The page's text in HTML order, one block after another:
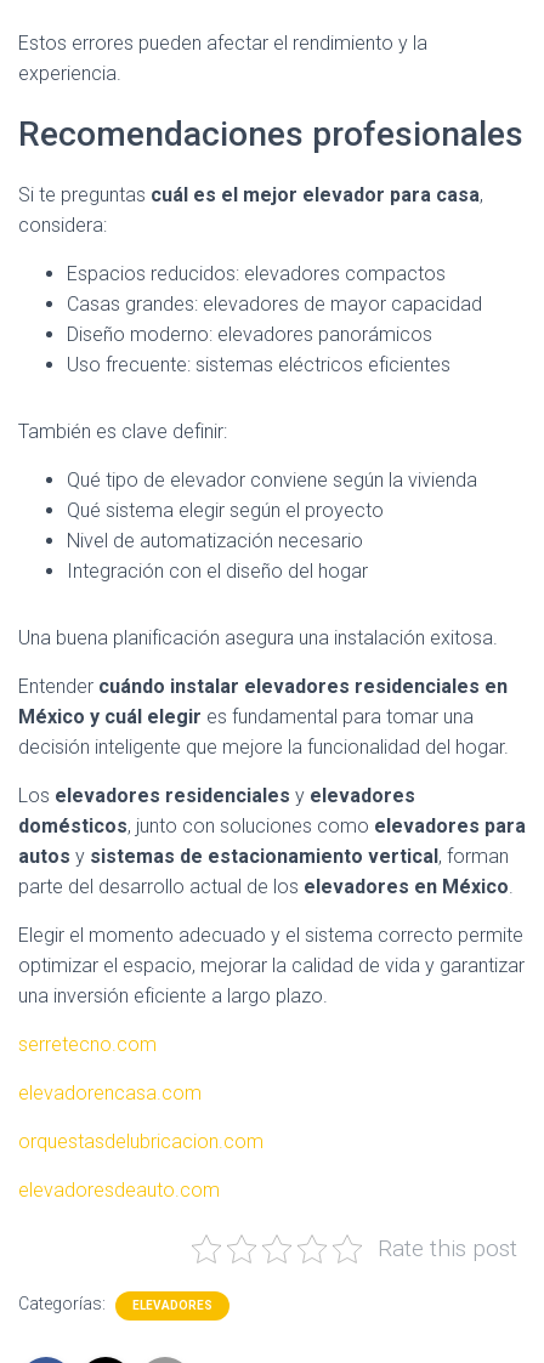
Estos errores pueden afectar el rendimiento y la
experiencia.
Recomendaciones profesionales
Si te preguntas cuál es el mejor elevador para casa,
considera:
Espacios reducidos: elevadores compactos
Casas grandes: elevadores de mayor capacidad
Diseño moderno: elevadores panorámicos
Uso frecuente: sistemas eléctricos eficientes
También es clave definir:
Qué tipo de elevador conviene según la vivienda
Qué sistema elegir según el proyecto
Nivel de automatización necesario
Integración con el diseño del hogar
Una buena planificación asegura una instalación exitosa.
Entender cuándo instalar elevadores residenciales en
México y cuál elegir es fundamental para tomar una
decisión inteligente que mejore la funcionalidad del hogar.
Los elevadores residenciales y elevadores
domésticos, junto con soluciones como elevadores para
autos y sistemas de estacionamiento vertical, forman
parte del desarrollo actual de los elevadores en México.
Elegir el momento adecuado y el sistema correcto permite
optimizar el espacio, mejorar la calidad de vida y garantizar
una inversión eficiente a largo plazo.
serretecno.com
elevadorencasa.com
orquestasdelubricacion.com
elevadoresdeauto.com
Rate this post
Categorías: ELEVADORES